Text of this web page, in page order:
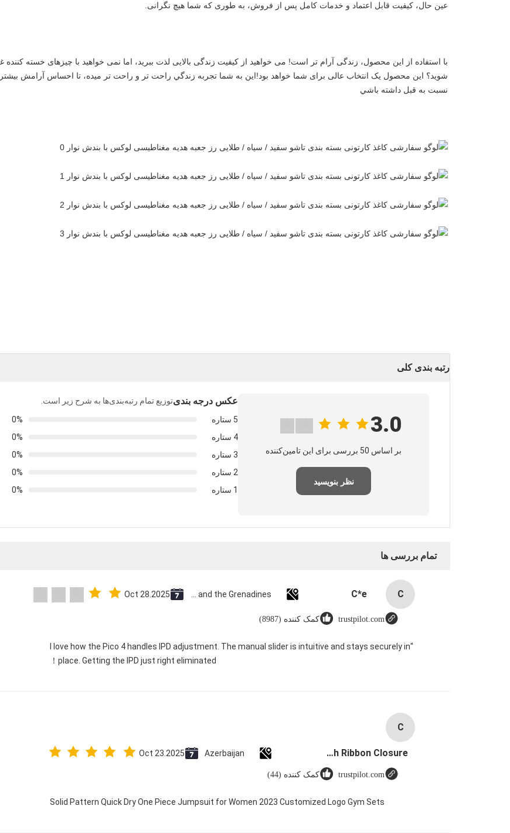
عین حال، کیفیت قابل اعتماد و خدمات کامل پس از فروش، به طوری که شما هیچ نگرانی.
نسبت به قبل داشته باشي
رتبه بندی کلی
3.0
بر اساس 50 بررسی برای این تامین‌کننده
نظر بنویسید
عکس درجه بندیتوزیع تمام رتبه‌بندی‌ها به شرح زیر است.
5 ستاره
0%
4 ستاره
0%
3 ستاره
0%
2 ستاره
0%
1 ستاره
0%
تمام بررسی ها
C
C*e
Saint Vincent and the Grenadines
Oct 28.2025
trustpilot.com کمک کننده (8987)
"I love how the Pico 4 handles IPD adjustment. The manual slider is intuitive and stays securely in
place. Getting the IPD just right eliminated！
C
Custom Logo Paper Cardboard Packing Folding White / Black / Rose Gold Luxury Magnetic Gift Box with Ribbon Closure
Azerbaijan
Oct 23.2025
trustpilot.com کمک کننده (44)
Solid Pattern Quick Dry One Piece Jumpsuit for Women 2023 Customized Logo Gym Sets